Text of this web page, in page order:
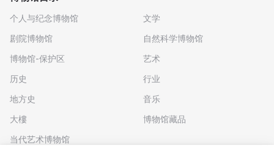
个人与纪念博物馆
剧院博物馆
博物馆-保护区
历史
地方史
大樓
当代艺术博物馆
文学
自然科学博物馆
艺术
行业
音乐
博物馆藏品